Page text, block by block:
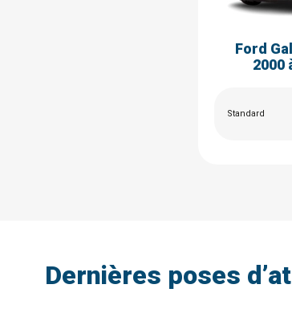
Ford
2000
Standard
Dernières poses